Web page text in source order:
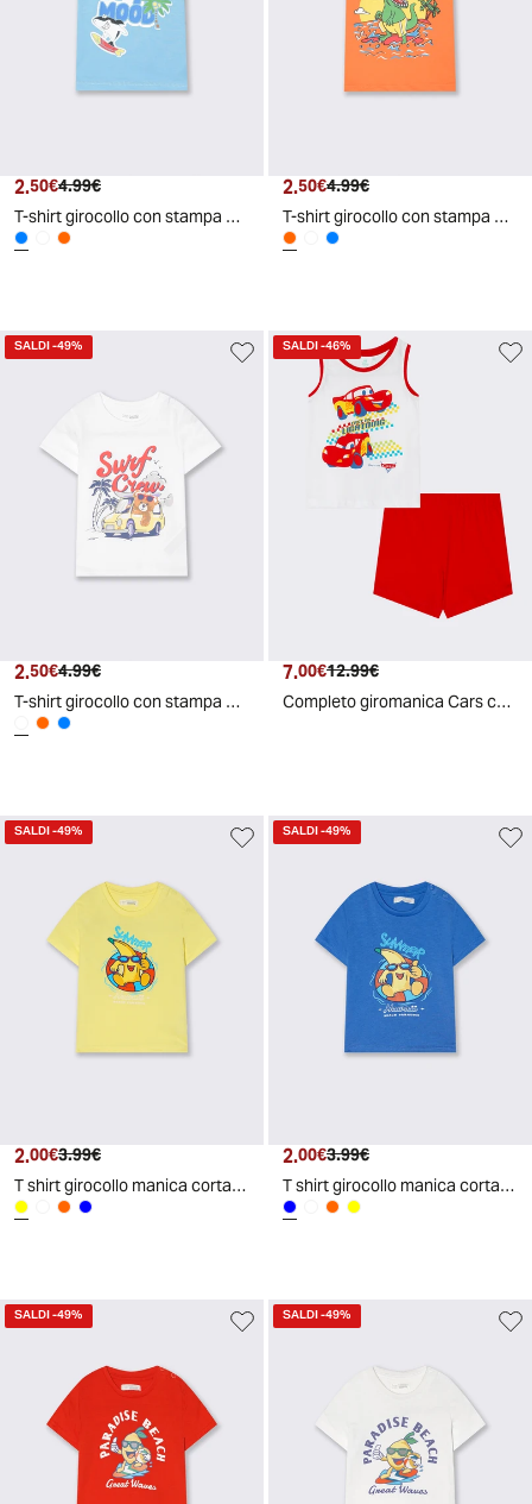
Prezzo attuale
2.50€ Prezzo originale
4.99€
T-shirt girocollo con stampa e bottoni - Azzurro
Prezzo attuale
2.50€ Prezzo originale
4.99€
T-shirt girocollo con stampa e bottoni - Arancio
SALDI-49%
Prezzo attuale
2.50€ Prezzo originale
4.99€
T-shirt girocollo con stampa e bottoni - Bianco
SALDI-46%
Prezzo attuale
7.00€ Prezzo originale
12.99€
Completo giromanica Cars con bermuda corti - Bianco
SALDI-49%
Prezzo attuale
2.00€ Prezzo originale
3.99€
T shirt girocollo manica corta estiva - Giallo
SALDI-49%
Prezzo attuale
2.00€ Prezzo originale
3.99€
T shirt girocollo manica corta estiva - Blu oceano
SALDI-49% SALDI-49%